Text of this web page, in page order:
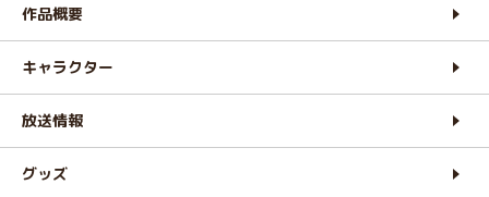
作品概要
キャラクター
放送情報
グッズ